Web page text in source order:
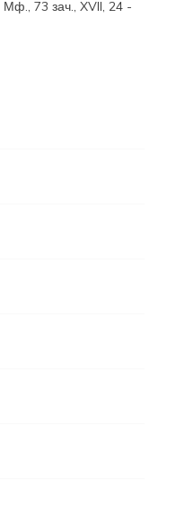
Мф., 73 зач., XVII, 24 -